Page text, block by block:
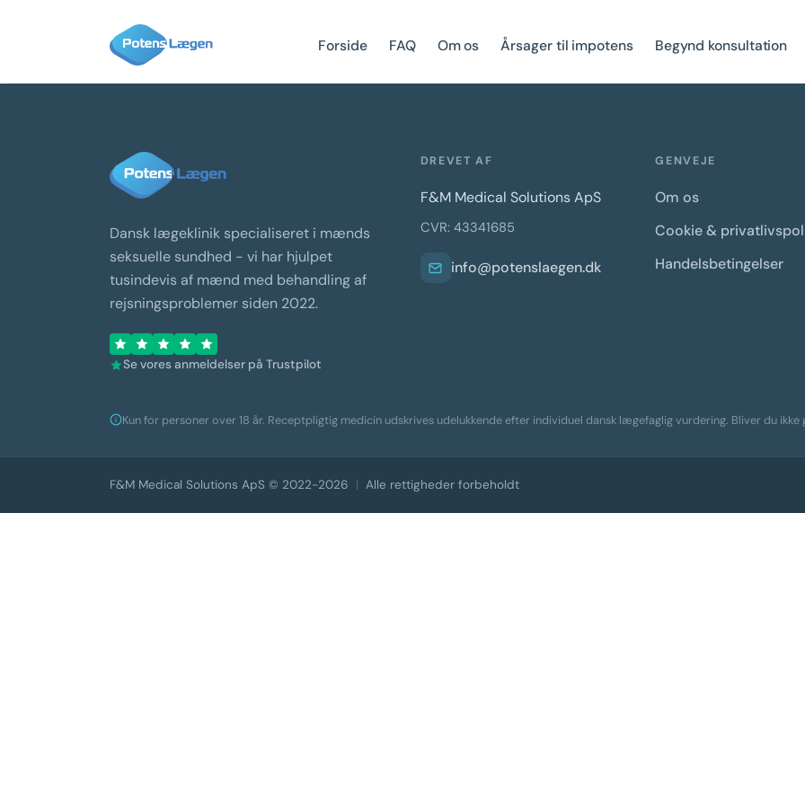
Forside FAQ Om os Årsager til impotens Begynd konsultation
Dansk lægeklinik specialiseret i mænds
seksuelle sundhed - vi har hjulpet
tusindevis af mænd med behandling af
rejsningsproblemer siden 2022.
Se vores anmeldelser på Trustpilot
DREVET AF
F&M Medical Solutions ApS
CVR: 43341685
info@potenslaegen.dk
GENVEJE
Om os
Cookie &
Handelsbetingelser
Kun for personer over 18 år. Receptpligtig medicin udskrives udelukkende efter individuel dansk lægefaglig vurdering. Bliver du
F&M Medical Solutions ApS © 2022-2026 | Alle rettigheder forbeholdt